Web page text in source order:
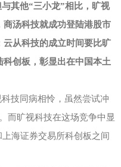
其他“三小龙”相比，旷视
汤科技就成功登陆港股市
从科技的成立时间要比旷
创板，彰显出在中国本土
技同病相怜，虽然尝试冲
而旷视科技在这场竞争中显
海证券交易所科创板之间